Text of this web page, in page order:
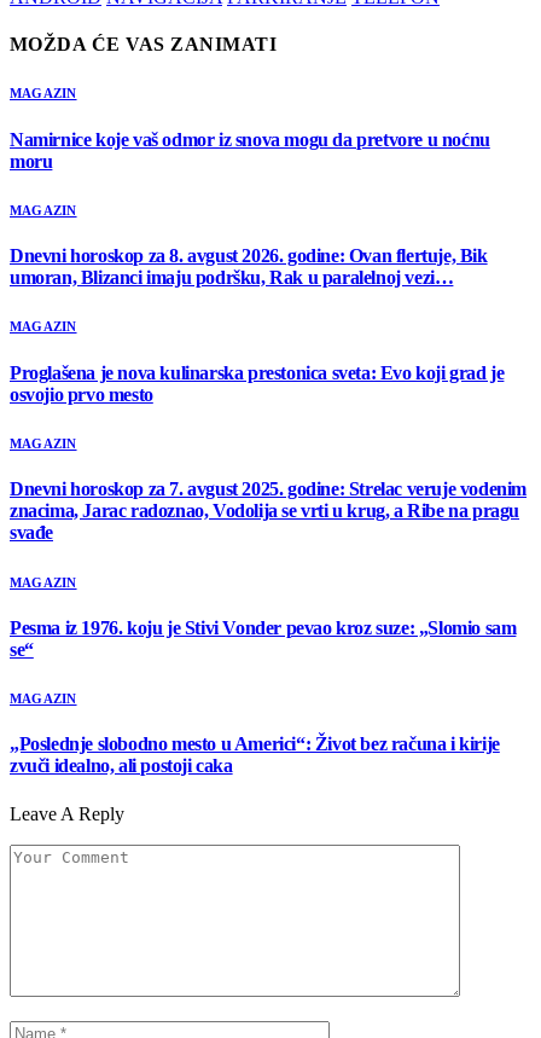
MOŽDA ĆE VAS ZANIMATI
MAGAZIN
Namirnice koje vaš odmor iz snova mogu da pretvore u noćnu
moru
MAGAZIN
Dnevni horoskop za 8. avgust 2026. godine: Ovan flertuje, Bik
umoran, Blizanci imaju podršku, Rak u paralelnoj vezi…
MAGAZIN
Proglašena je nova kulinarska prestonica sveta: Evo koji grad je
osvojio prvo mesto
MAGAZIN
Dnevni horoskop za 7. avgust 2025. godine: Strelac veruje vodenim
znacima, Jarac radoznao, Vodolija se vrti u krug, a Ribe na pragu
svađe
MAGAZIN
Pesma iz 1976. koju je Stivi Vonder pevao kroz suze: „Slomio sam
se“
MAGAZIN
„Poslednje slobodno mesto u Americi“: Život bez računa i kirije
zvuči idealno, ali postoji caka
Leave A Reply